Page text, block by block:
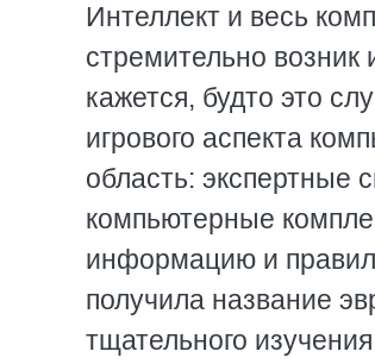
Интеллект и весь
стремительно возник
кажется, будто это
игрового аспекта
область:
компьютерные
информацию и
получила название
тщательного